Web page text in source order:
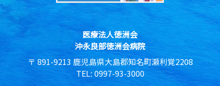
医療法人徳洲会
沖永良部徳洲会病院
891-9213 鹿児島県大島郡知名町瀬利覚2208
0997-93-3000